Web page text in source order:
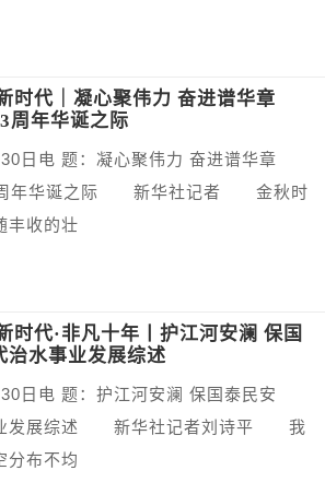
时代｜凝心聚伟力 奋进谱华章
年华诞之际
电 题：凝心聚伟力 奋进谱华章
年华诞之际 新华社记者 金秋时
丰收的壮
时代·非凡十年丨护江河安澜 保国
水事业发展综述
电 题：护江河安澜 保国泰民安
发展综述 新华社记者刘诗平 我
分布不均